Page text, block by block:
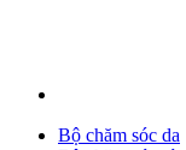
Bộ chăm sóc da